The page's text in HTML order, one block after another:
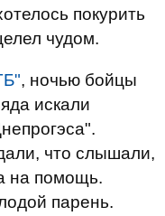
покурить
чудом.
, ночью бойцы
искали
что слышали,
на помощь.
парень.